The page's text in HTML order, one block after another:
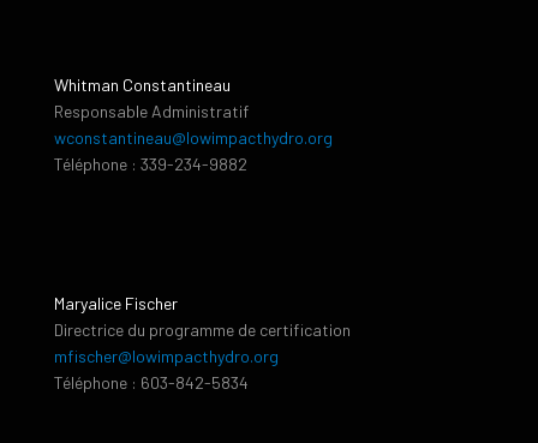
Whitman Constantineau
Responsable Administratif
wconstantineau@lowimpacthydro.org
Téléphone : 339-234-9882
Maryalice Fischer
Directrice du programme de certification
mfischer@lowimpacthydro.org
Téléphone : 603-842-5834